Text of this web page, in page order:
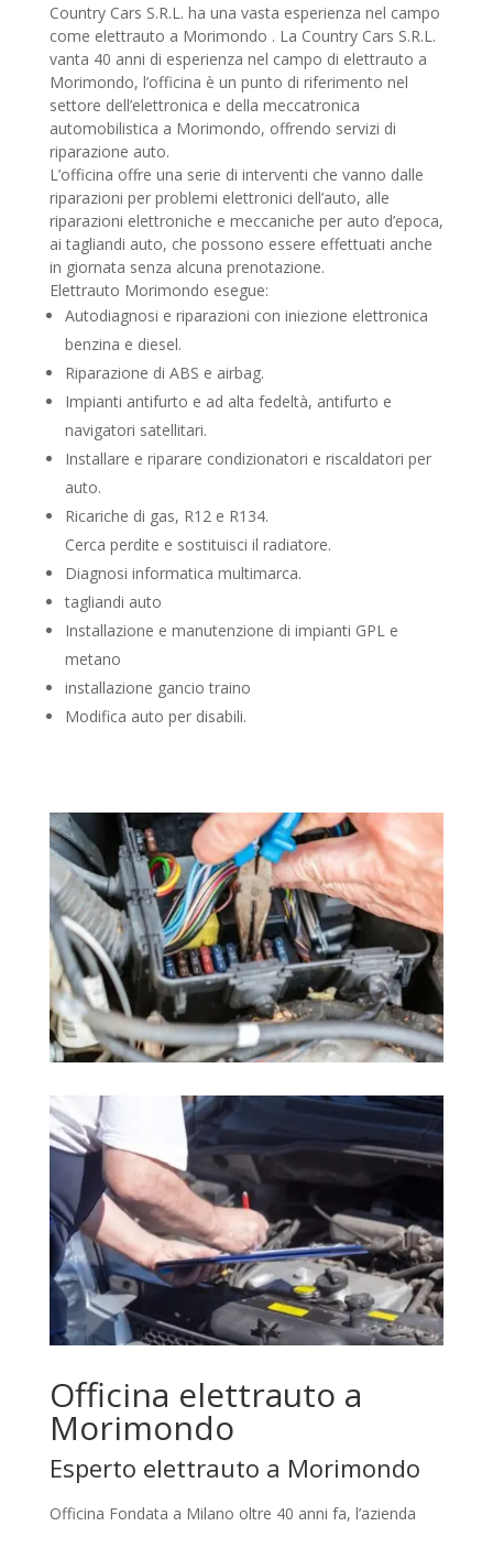
Country Cars S.R.L. ha una vasta esperienza nel campo
come elettrauto a Morimondo . La Country Cars S.R.L.
vanta 40 anni di esperienza nel campo di elettrauto a
Morimondo, l’officina è un punto di riferimento nel
settore dell’elettronica e della meccatronica
automobilistica a Morimondo, offrendo servizi di
riparazione auto.
L’officina offre una serie di interventi che vanno dalle
riparazioni per problemi elettronici dell’auto, alle
riparazioni elettroniche e meccaniche per auto d’epoca,
ai tagliandi auto, che possono essere effettuati anche
in giornata senza alcuna prenotazione.
Elettrauto Morimondo esegue:
Autodiagnosi e riparazioni con iniezione elettronica
benzina e diesel.
Riparazione di ABS e airbag.
Impianti antifurto e ad alta fedeltà, antifurto e
navigatori satellitari.
Installare e riparare condizionatori e riscaldatori per
auto.
Ricariche di gas, R12 e R134.
Cerca perdite e sostituisci il radiatore.
Diagnosi informatica multimarca.
tagliandi auto
Installazione e manutenzione di impianti GPL e
metano
installazione gancio traino
Modifica auto per disabili.
Officina elettrauto a
Morimondo
Esperto elettrauto a Morimondo
Officina Fondata a Milano oltre 40 anni fa, l’azienda